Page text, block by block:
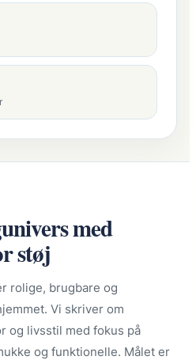
med
støj
rolige, brugbare og
Vi skriver om
og livsstil med fokus på
og funktionelle. Målet er